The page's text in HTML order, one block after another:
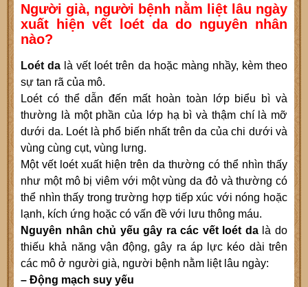
Người già, người bệnh nằm liệt lâu ngày
xuất hiện vết loét da do nguyên nhân
nào?
Loét da là vết loét trên da hoặc màng nhầy, kèm theo
sự tan rã của mô.
Loét có thể dẫn đến mất hoàn toàn lớp biểu bì và
thường là một phần của lớp hạ bì và thậm chí là mỡ
dưới da. Loét là phổ biến nhất trên da của chi dưới và
vùng cùng cụt, vùng lưng.
Một vết loét xuất hiện trên da thường có thể nhìn thấy
như một mô bị viêm với một vùng da đỏ và thường có
thể nhìn thấy trong trường hợp tiếp xúc với nóng hoặc
lạnh, kích ứng hoặc có vấn đề với lưu thông máu.
Nguyên nhân chủ yếu gây ra các vết loét dalà do
thiếu khả năng vận động, gây ra áp lực kéo dài trên
các mô ở người già, người bệnh nằm liệt lâu ngày:
– Động mạch suy yếu